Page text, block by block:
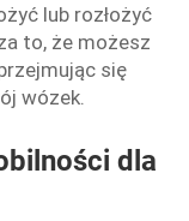
lub rozłożyć
to, że możesz
się
wózek.
dla